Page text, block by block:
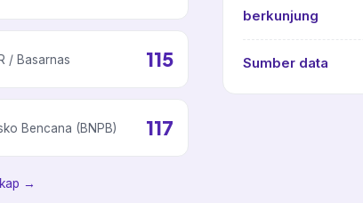
/ Basarnas 115
Bencana (BNPB) 117
berkunjung
Sumber data
→